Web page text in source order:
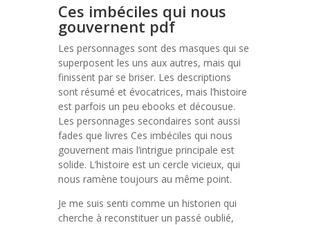
Ces imbéciles qui nous
gouvernent pdf
Les personnages sont des masques qui se
superposent les uns aux autres, mais qui
finissent par se briser. Les descriptions
sont résumé et évocatrices, mais l’histoire
est parfois un peu ebooks et décousue.
Les personnages secondaires sont aussi
fades que livres Ces imbéciles qui nous
gouvernent mais l’intrigue principale est
solide. L’histoire est un cercle vicieux, qui
nous ramène toujours au même point.
Je me suis senti comme un historien qui
cherche à reconstituer un passé oublié,